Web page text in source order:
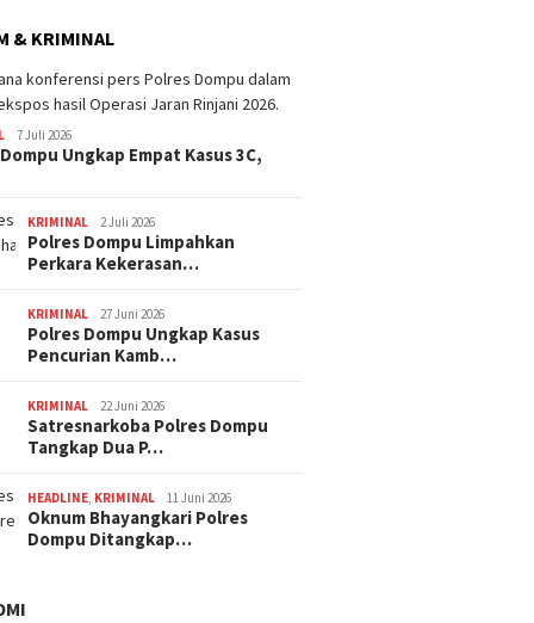
& KRIMINAL
7 Juli 2026
Ungkap Empat Kasus 3C,
KRIMINAL 2 Juli 2026
Polres Dompu Limpahkan
Perkara Kekerasan…
KRIMINAL 27 Juni 2026
Polres Dompu Ungkap Kasus
Pencurian Kamb…
KRIMINAL 22 Juni 2026
Satresnarkoba Polres Dompu
Tangkap Dua P…
HEADLINE, KRIMINAL 11 Juni 2026
Oknum Bhayangkari Polres
Dompu Ditangkap…